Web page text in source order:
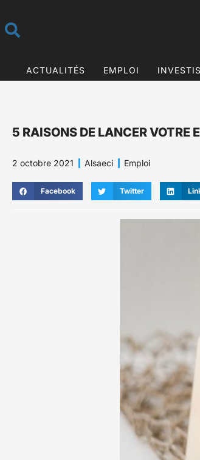
ACTUALITÉS EMPLOI
5 RAISONS DE LANCER VOTRE
2 octobre 2021 Alsaeci Emploi
Facebook Twitter